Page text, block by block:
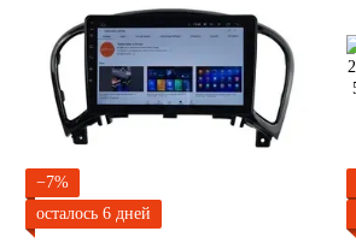
−7%
осталось 6 дней